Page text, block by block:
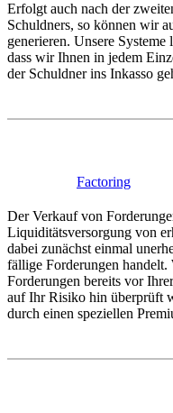
Erfolgt auch nach der
Schuldners, so können wir
generieren. Unsere
dass wir Ihnen in jedem
der Schuldner ins Inkasso
Factoring
Der Verkauf von
Liquiditätsversorgung von
dabei zunächst einmal
fällige Forderungen handelt.
Forderungen bereits vor
auf Ihr Risiko hin überprüft
durch einen speziellen